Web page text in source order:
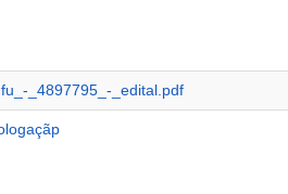
_4897795_-_edital.pdf